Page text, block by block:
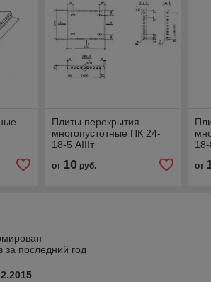
Плиты перекрытия
многопустотные ПК 24-
18-5 АIIIт
от 10руб. от
за последний год